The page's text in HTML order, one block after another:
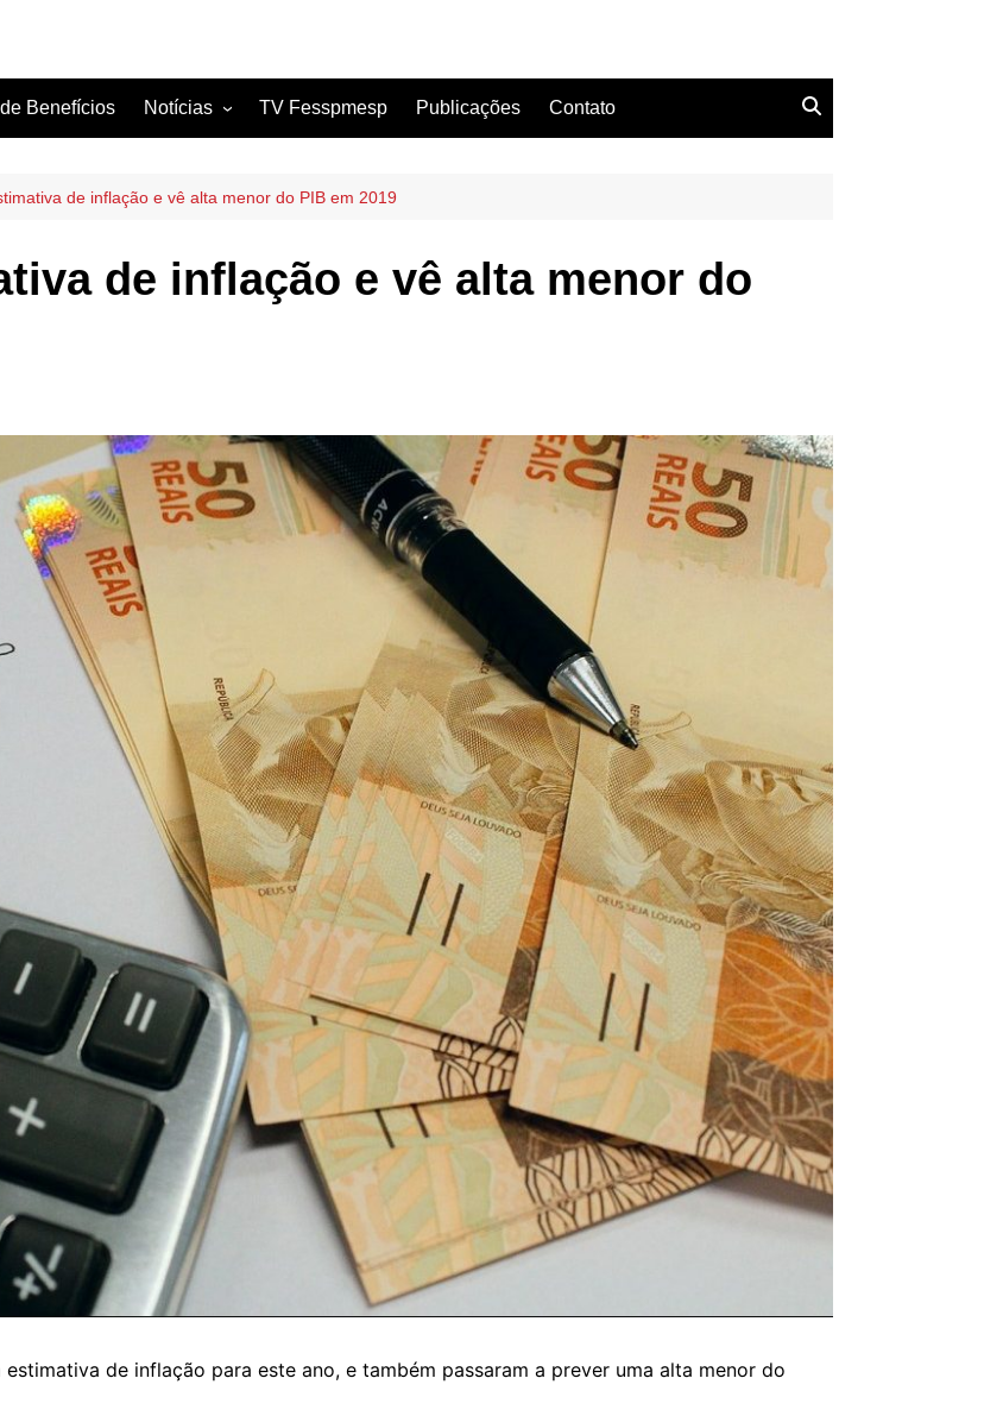
Benefícios Notícias
Artigos
TV Fesspmesp Publicações Contato
de inflação e vê alta menor do PIB em 2019
de inflação e vê alta menor do
de inflação para este ano, e também passaram a prever uma alta menor do